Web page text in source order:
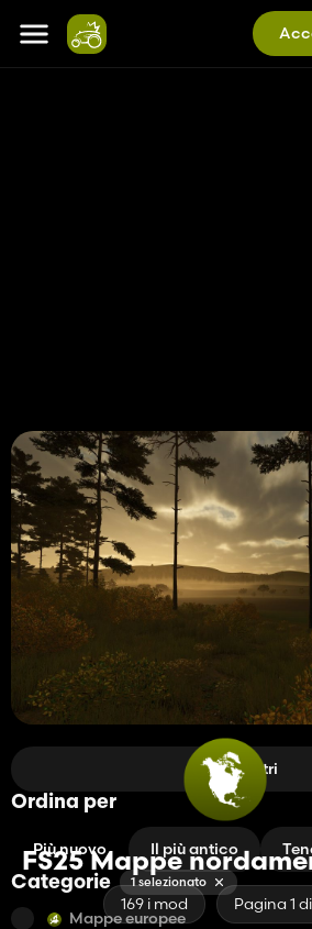
FS25 Mappe
169 i mod Pagina 1
Filtri
Ordina per
Più nuovo Il più antico
Categorie 1 selezionato
Mappe europee